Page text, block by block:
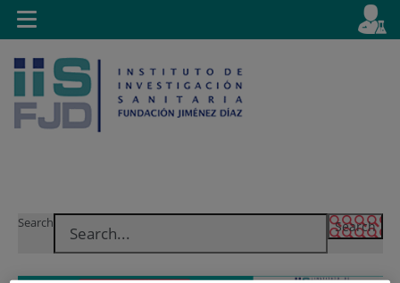
Jump to content
Jump
Language
Active
en
Search
Toggle
navigation